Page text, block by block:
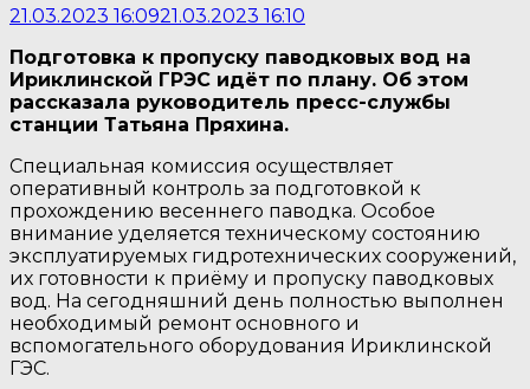
21.03.2023 16:0921.03.2023 16:10
Подготовка к пропуску паводковых вод на
Ириклинской ГРЭС идёт по плану. Об этом
рассказала руководитель пресс-службы
станции Татьяна Пряхина.
Специальная комиссия осуществляет
оперативный контроль за подготовкой к
прохождению весеннего паводка. Особое
внимание уделяется техническому состоянию
эксплуатируемых гидротехнических сооружений,
их готовности к приёму и пропуску паводковых
вод. На сегодняшний день полностью выполнен
необходимый ремонт основного и
вспомогательного оборудования Ириклинской
ГЭС.